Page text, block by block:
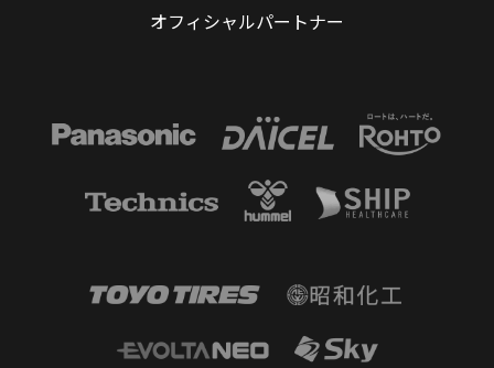
オフィシャルパートナー